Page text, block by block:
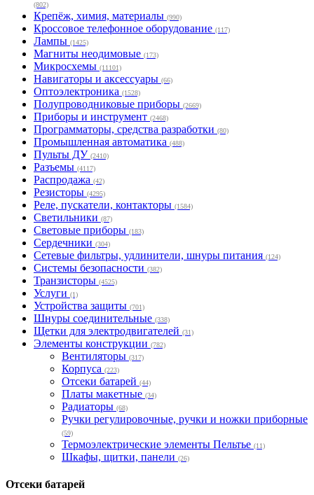
(802)
Крепёж, химия, материалы (990)
Кроссовое телефонное оборудование (117)
Лампы (1425)
Магниты неодимовые (173)
Микросхемы (11101)
Навигаторы и аксессуары (66)
Оптоэлектроника (1528)
Полупроводниковые приборы (2669)
Приборы и инструмент (2468)
Программаторы, средства разработки (80)
Промышленная автоматика (488)
Пульты ДУ (2410)
Разъемы (4117)
Распродажа (42)
Резисторы (4295)
Реле, пускатели, контакторы (1584)
Светильники (87)
Световые приборы (183)
Сердечники (304)
Сетевые фильтры, удлинители, шнуры питания (124)
Системы безопасности (382)
Транзисторы (4525)
Услуги (1)
Устройства защиты (701)
Шнуры соединительные (338)
Щетки для электродвигателей (31)
Элементы конструкции (782)
Вентиляторы (317)
Корпуса (223)
Отсеки батарей (44)
Платы макетные (34)
Радиаторы (68)
Ручки регулировочные, ручки и ножки приборные
(59)
Термоэлектрические элементы Пельтье (11)
Шкафы, щитки, панели (26)
Отсеки батарей